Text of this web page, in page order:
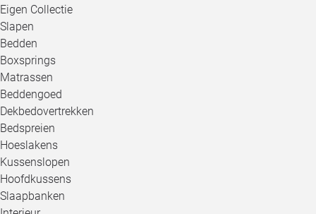
Eigen Collectie
Slapen
Bedden
Boxsprings
Matrassen
Beddengoed
Dekbedovertrekken
Bedspreien
Hoeslakens
Kussenslopen
Hoofdkussens
Slaapbanken